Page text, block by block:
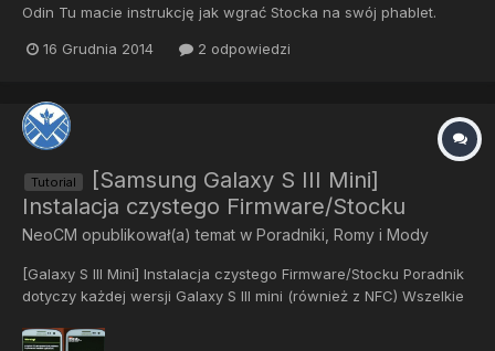
Odin Tu macie instrukcję jak wgrać Stocka na swój phablet.
(niemodyfikowanego przez osoby trzecie) Wszelkie instrukcje
za błedy...
16 Grudnia 2014 2 odpowiedzi
Tutorial
[Samsung Galaxy S III Mini]
Instalacja czystego Firmware/Stocku
NeoCM opublikował(a) temat w Poradniki, Romy i Mody
[Galaxy S III Mini] Instalacja czystego Firmware/Stocku Poradnik
dotyczy każdej wersji Galaxy S III mini (również z NFC) Wszelkie
odpowiedzialności za uszkodzenia…. Wgrywanie czystego